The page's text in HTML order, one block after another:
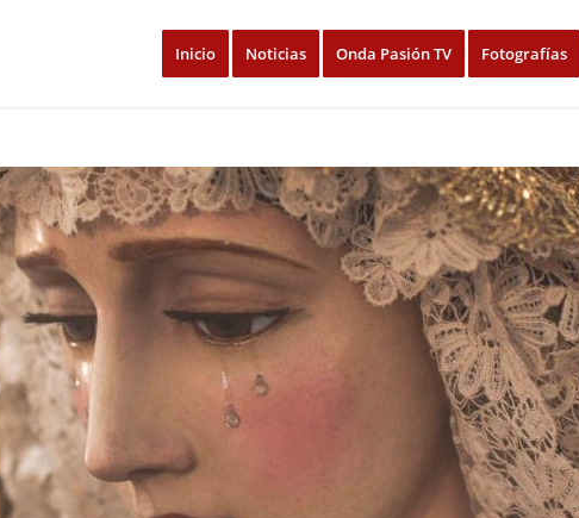
Inicio Noticias Onda Pasión TV Fotografías